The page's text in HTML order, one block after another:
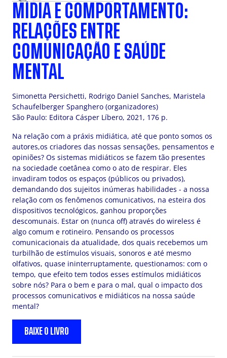
MÍDIA E COMPORTAMENTO:
RELAÇÕES ENTRE
COMUNICAÇÃO E SAÚDE
MENTAL
Simonetta Persichetti, Rodrigo Daniel Sanches, Maristela
Schaufelberger Spanghero (organizadores)
São Paulo: Editora Cásper Líbero, 2021, 176 p.
Na relação com a práxis midiática, até que ponto somos os
autores,os criadores das nossas sensações, pensamentos e
opiniões? Os sistemas midiáticos se fazem tão presentes
na sociedade coetânea como o ato de respirar. Eles
invadiram todos os espaços (públicos ou privados),
demandando dos sujeitos inúmeras habilidades - a nossa
relação com os fenômenos comunicativos, na esteira dos
dispositivos tecnológicos, ganhou proporções
descomunais. Estar on (nunca off) através do wireless é
algo comum e rotineiro. Pensando os processos
comunicacionais da atualidade, dos quais recebemos um
turbilhão de estímulos visuais, sonoros e até mesmo
olfativos, quase ininterruptamente, questionamos: com o
tempo, que efeito tem todos esses estímulos midiáticos
sobre nós? Para o bem e para o mal, qual o impacto dos
processos comunicativos e midiáticos na nossa saúde
mental?
BAIXE O LIVRO